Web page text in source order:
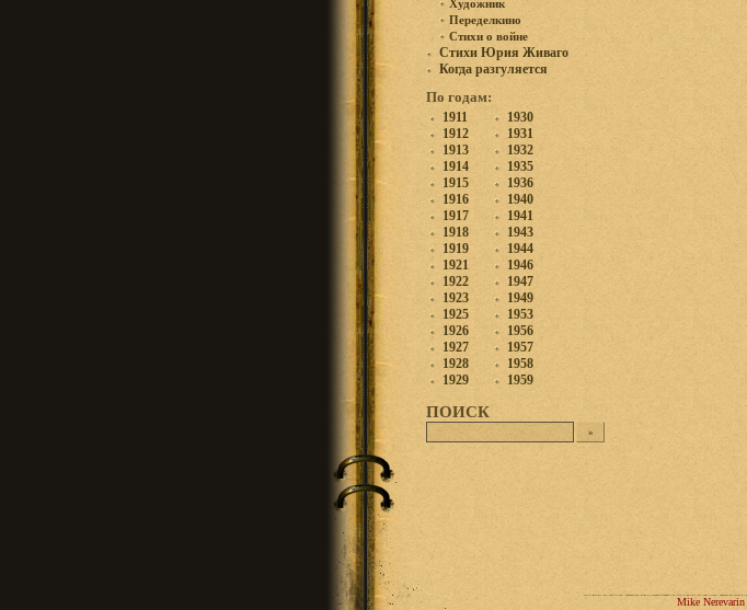
Художник
Переделкино
Стихи о войне
Стихи Юрия Живаго
Когда разгуляется
По годам:
1911
1912
1913
1914
1915
1916
1917
1918
1919
1921
1922
1923
1925
1926
1927
1928
1929
1930
1931
1932
1935
1936
1940
1941
1943
1944
1946
1947
1949
1953
1956
1957
1958
1959
ПОИСК
Mike Nerevarin